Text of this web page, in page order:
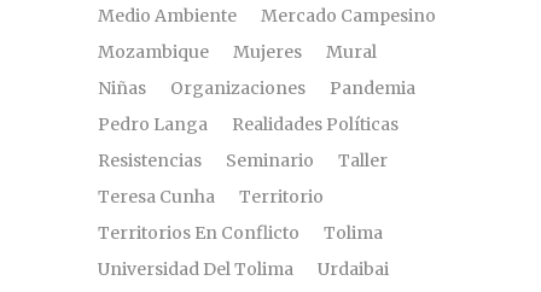
Medio Ambiente
Mercado Campesino
Mozambique
Mujeres
Mural
Niñas
Organizaciones
Pandemia
Pedro Langa
Realidades Políticas
Resistencias
Seminario
Taller
Teresa Cunha
Territorio
Territorios En Conflicto
Tolima
Universidad Del Tolima
Urdaibai